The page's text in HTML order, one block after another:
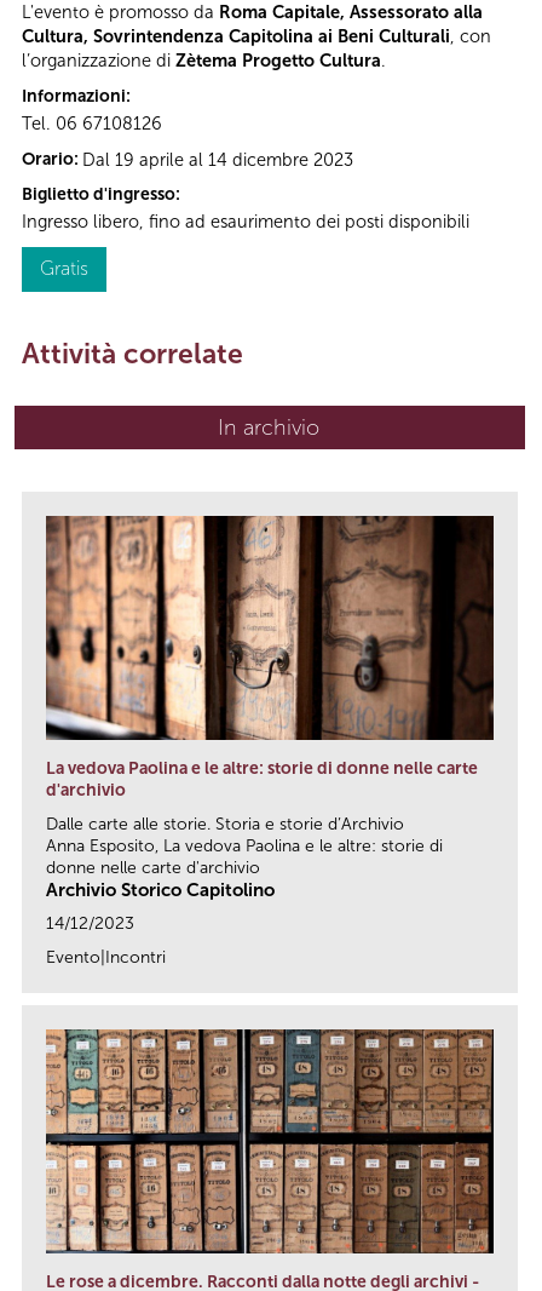
L'evento è promosso da Roma Capitale, Assessorato alla
Cultura, Sovrintendenza Capitolina ai Beni Culturali, con
l’organizzazione di Zètema Progetto Cultura.
Informazioni:
Tel. 06 67108126
Orario: Dal 19 aprile al 14 dicembre 2023
Biglietto d'ingresso:
Ingresso libero, fino ad esaurimento dei posti disponibili
Gratis
Attività correlate
In archivio
La vedova Paolina e le altre: storie di donne nelle carte
d'archivio
Dalle carte alle storie. Storia e storie d’Archivio
Anna Esposito, La vedova Paolina e le altre: storie di
donne nelle carte d'archivio
Archivio Storico Capitolino
14/12/2023
Evento|Incontri
Le rose a dicembre. Racconti dalla notte degli archivi -